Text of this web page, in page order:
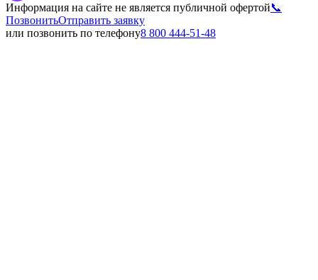
Информация на сайте не является публичной офертой📞
ПозвонитьОтправить заявку
или позвонить по телефону8 800 444-51-48